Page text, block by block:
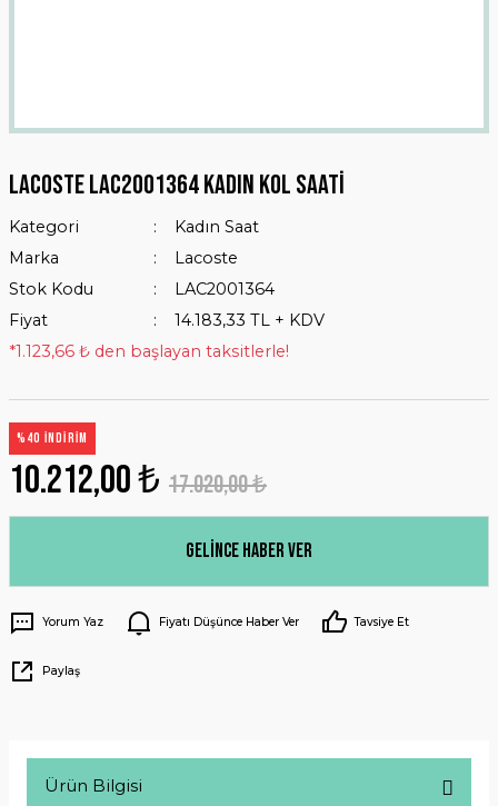
Lacoste LAC2001364 Kadın Kol Saati
Kategori
Kadın Saat
Marka
Lacoste
Stok Kodu
LAC2001364
Fiyat
14.183,33 TL + KDV
*1.123,66 ₺ den başlayan taksitlerle!
%40 İNDİRİM
10.212,00 ₺ 17.020,00 ₺
Gelince Haber Ver
Yorum Yaz Fiyatı Düşünce Haber Ver Tavsiye Et
Paylaş
Ürün Bilgisi